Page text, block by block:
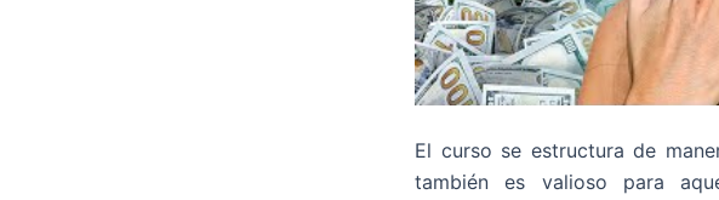
El curso se estructura de
también es valioso para